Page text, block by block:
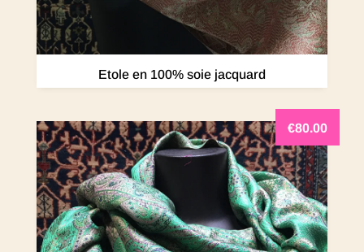
Etole en 100% soie jacquard
€80.00